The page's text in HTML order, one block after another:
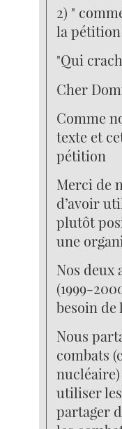
2) "
la
"Qui
Cher
Comme
texte et
pétition
Merci de
d’avoir
plutôt
une
Nos deux
(1999-
besoin de
Nous
combats
utiliser
partager